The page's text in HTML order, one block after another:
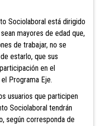
Sociolaboral está dirigido
mayores de edad que,
de trabajar, no se
estarlo, que sus
en el
Programa Eje.
usuarios que participen
Sociolaboral tendrán
según corresponda de